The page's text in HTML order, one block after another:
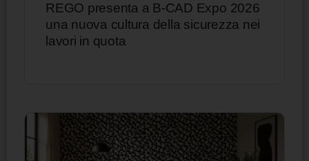
REGO presenta a B-CAD Expo 2026
una nuova cultura della sicurezza nei
lavori in quota